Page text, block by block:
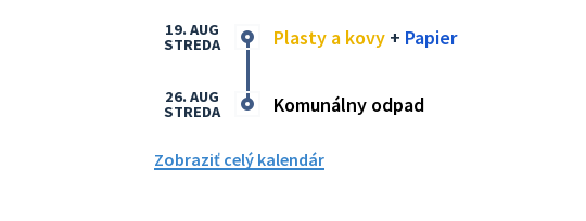
Plasty a kovy + Papier
19. AUG
STREDA
Komunálny odpad
26. AUG
STREDA
Zobraziť celý kalendár